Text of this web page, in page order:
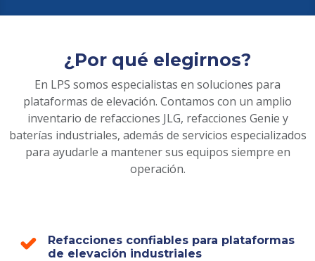
¿Por qué elegirnos?
En LPS somos especialistas en soluciones para
plataformas de elevación. Contamos con un amplio
inventario de refacciones JLG, refacciones Genie y
baterías industriales, además de servicios especializados
para ayudarle a mantener sus equipos siempre en
operación.
Refacciones confiables para plataformas
de elevación industriales